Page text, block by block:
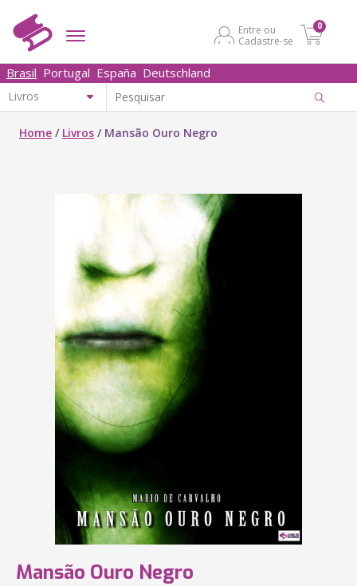
Entre ou
Cadastre-se
0
Brasil Portugal España Deutschland
Home / Livros / Mansão Ouro Negro
Mansão Ouro Negro